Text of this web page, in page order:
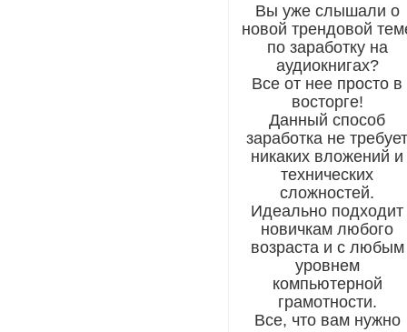
Вы уже слышали о
новой трендовой
по заработку на
аудиокнигах?
Все от нее просто в
восторге!
Данный способ
заработка не
никаких вложений и
технических
сложностей.
Идеально подходит
новичкам любого
возраста и с любым
уровнем
компьютерной
грамотности.
Все, что вам нужно